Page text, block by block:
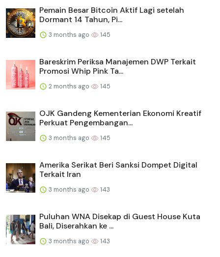
Pemain Besar Bitcoin Aktif Lagi setelah
Dormant 14 Tahun, Pi...
3 months ago 145
Bareskrim Periksa Manajemen DWP Terkait
Promosi Whip Pink Ta...
2 months ago 145
OJK Gandeng Kementerian Ekonomi Kreatif
Perkuat Pengembangan...
3 months ago 145
Amerika Serikat Beri Sanksi Dompet Digital
Terkait Iran
3 months ago 143
Puluhan WNA Disekap di Guest House Kuta
Bali, Diserahkan ke ...
3 months ago 143